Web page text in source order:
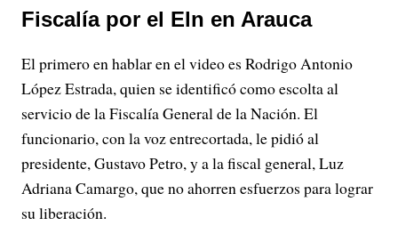
Fiscalía por el Eln en Arauca
El primero en hablar en el video es Rodrigo Antonio
López Estrada, quien se identificó como escolta al
servicio de la Fiscalía General de la Nación. El
funcionario, con la voz entrecortada, le pidió al
presidente, Gustavo Petro, y a la fiscal general, Luz
Adriana Camargo, que no ahorren esfuerzos para lograr
su liberación.